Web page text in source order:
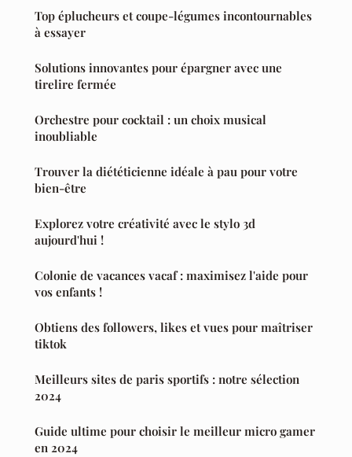
Top éplucheurs et coupe-légumes incontournables
à essayer
Solutions innovantes pour épargner avec une
tirelire fermée
Orchestre pour cocktail : un choix musical
inoubliable
Trouver la diététicienne idéale à pau pour votre
bien-être
Explorez votre créativité avec le stylo 3d
aujourd'hui !
Colonie de vacances vacaf : maximisez l'aide pour
vos enfants !
Obtiens des followers, likes et vues pour maîtriser
tiktok
Meilleurs sites de paris sportifs : notre sélection
2024
Guide ultime pour choisir le meilleur micro gamer
en 2024